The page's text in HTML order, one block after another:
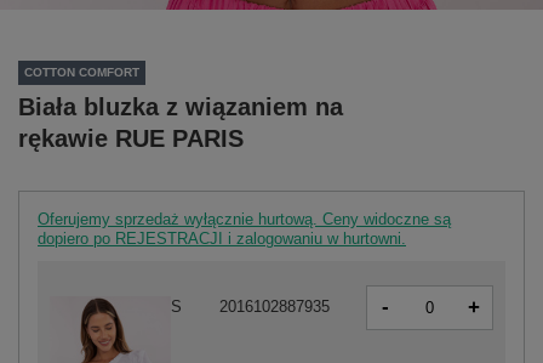
COTTON COMFORT
Biała bluzka z wiązaniem na
rękawie RUE PARIS
Oferujemy sprzedaż wyłącznie hurtową. Ceny widoczne są
dopiero po REJESTRACJI i zalogowaniu w hurtowni.
S 2016102887935 - +